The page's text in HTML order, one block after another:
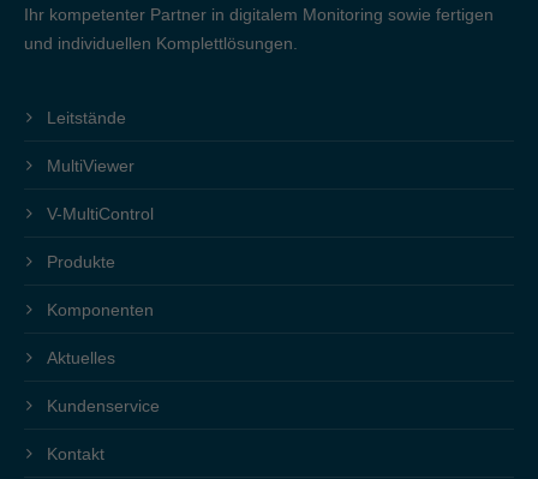
Ihr kompetenter Partner in digitalem Monitoring sowie fertigen
und individuellen Komplettlösungen.
Leitstände
MultiViewer
V-MultiControl
Produkte
Komponenten
Aktuelles
Kundenservice
Kontakt